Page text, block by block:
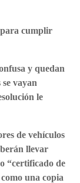
cumplir
y quedan
vayan
le
de vehículos
llevar
“certificado de
una copia